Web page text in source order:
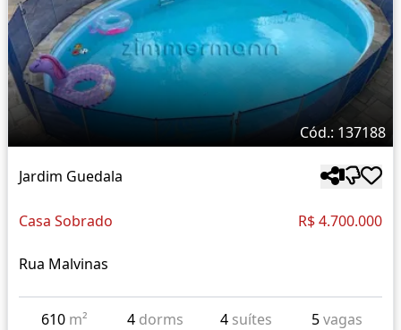
Cód.: 137188
Jardim Guedala
Casa Sobrado R$ 4.700.000
Rua Malvinas
610 m² 4 dorms 4 suítes 5vagas